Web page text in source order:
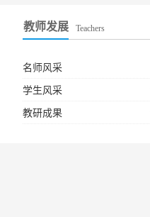
教师发展 Teachers
名师风采
学生风采
教研成果